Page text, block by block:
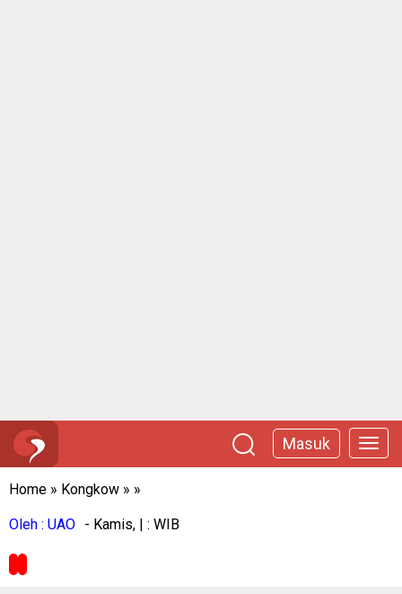
Masuk
Home » Kongkow » »
Oleh : UAO - Kamis, | : WIB